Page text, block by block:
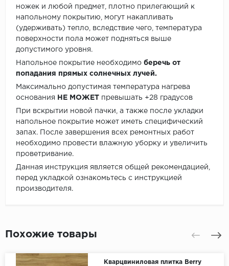
ножек и любой предмет, плотно прилегающий к
напольному покрытию, могут накапливать
(удерживать) тепло, вследствие чего, температура
поверхности пола может подняться выше
допустимого уровня.
Напольное покрытие необходимо беречь от
попадания прямых солнечных лучей.
Максимально допустимая температура нагрева
основания
НЕ МОЖЕТ превышать +28 градусов
При вскрытии новой пачки, а также после укладки
напольное покрытие может иметь специфический
запах. После завершения всех ремонтных работ
необходимо провести влажную уборку и увеличить
проветривание.
Данная инструкция является общей рекомендацией,
перед укладкой ознакомьтесь с инструкцией
производителя.
Похожие товары
Кварцвиниловая плитка Berry